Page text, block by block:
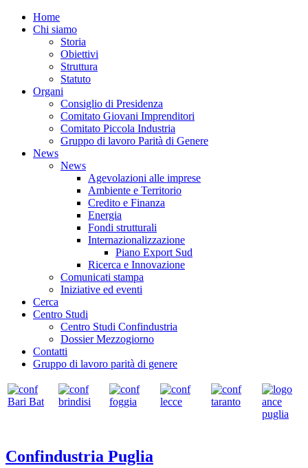
Home
Chi siamo
Storia
Obiettivi
Struttura
Statuto
Organi
Consiglio di Presidenza
Comitato Giovani Imprenditori
Comitato Piccola Industria
Gruppo di lavoro Parità di Genere
News
News
Agevolazioni alle imprese
Ambiente e Territorio
Credito e Finanza
Energia
Fondi strutturali
Internazionalizzazione
Piano Export Sud
Ricerca e Innovazione
Comunicati stampa
Iniziative ed eventi
Cerca
Centro Studi
Centro Studi Confindustria
Dossier Mezzogiorno
Contatti
Gruppo di lavoro parità di genere
Confindustria Puglia